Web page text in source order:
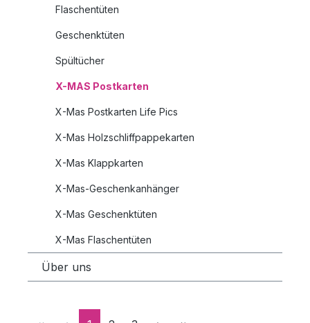
Flaschentüten
Geschenktüten
Spültücher
X-MAS Postkarten
X-Mas Postkarten Life Pics
X-Mas Holzschliffpappekarten
X-Mas Klappkarten
X-Mas-Geschenkanhänger
X-Mas Geschenktüten
X-Mas Flaschentüten
Über uns